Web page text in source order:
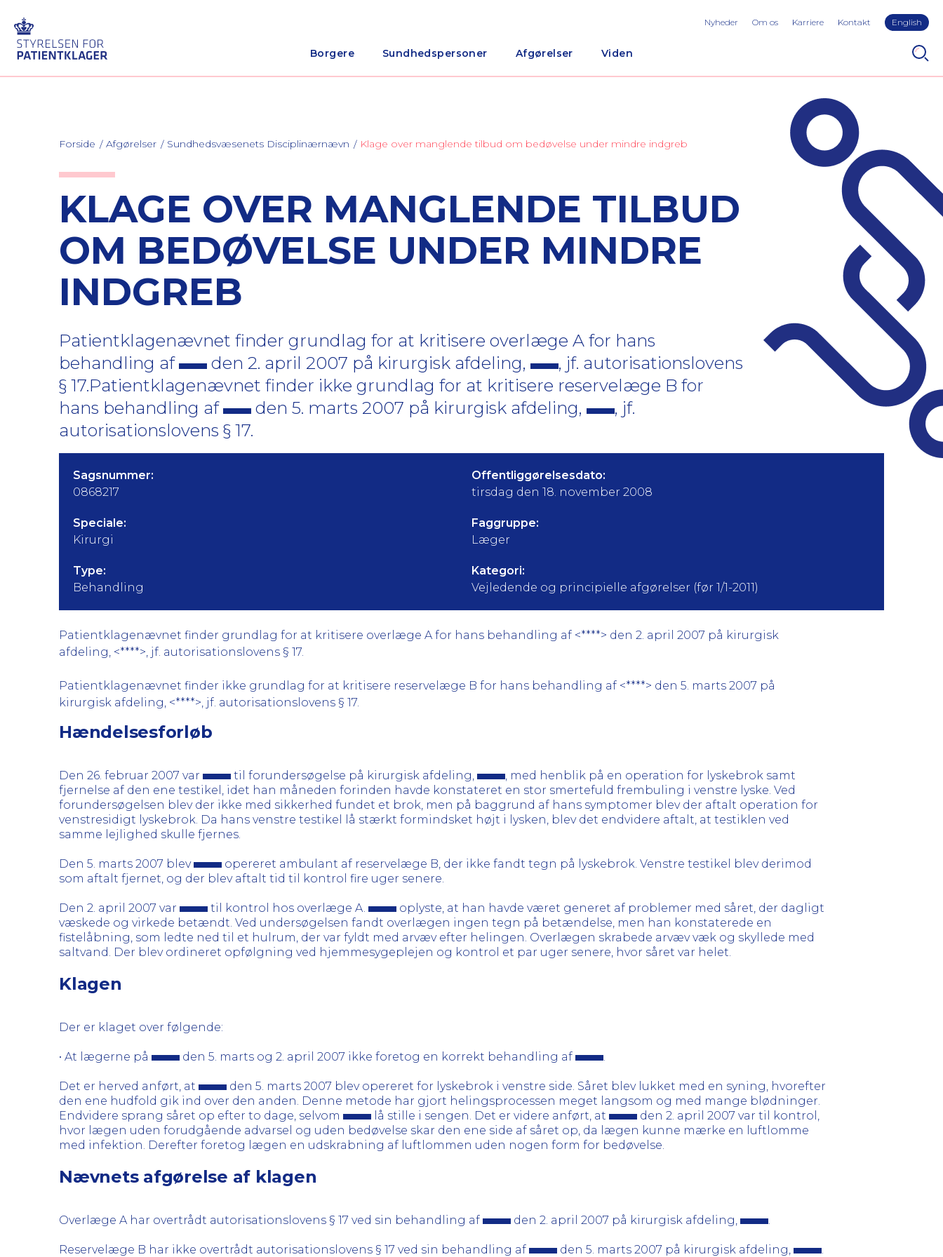
Borgere Sundhedspersoner Afgørelser Viden
Nyheder Om os Karriere Kontakt English
Forside Afgørelser Sundhedsvæsenets Disciplinærnævn Klage over manglende tilbud om bedøvelse under mindre indgreb
KLAGE OVER MANGLENDE TILBUD
OM BEDØVELSE UNDER MINDRE
INDGREB
Patientklagenævnet finder grundlag for at kritisere overlæge A for hans
behandling af
den 2. april 2007 på kirurgisk afdeling,
, jf. autorisationslovens
§ 17.Patientklagenævnet finder ikke grundlag for at kritisere reservelæge B for
hans behandling af
den 5. marts 2007 på kirurgisk afdeling,
, jf.
autorisationslovens § 17.
Sagsnummer:
0868217
Offentliggørelsesdato:
tirsdag den 18. november 2008
Speciale:
Kirurgi
Faggruppe:
Læger
Type:
Behandling
Kategori:
Vejledende og principielle afgørelser (før 1/1-2011)
Patientklagenævnet finder grundlag for at kritisere overlæge A for hans behandling af <****> den 2. april 2007 på kirurgisk
afdeling, <****>, jf. autorisationslovens § 17.
Patientklagenævnet finder ikke grundlag for at kritisere reservelæge B for hans behandling af <****> den 5. marts 2007 på
kirurgisk afdeling, <****>, jf. autorisationslovens § 17.
Hændelsesforløb
Den 26. februar 2007 var til forundersøgelse på kirurgisk afdeling,
, med henblik på en operation for lyskebrok samt
fjernelse af den ene testikel, idet han måneden forinden havde konstateret en stor smertefuld frembuling i venstre lyske. Ved
forundersøgelsen blev der ikke med sikkerhed fundet et brok, men på baggrund af hans symptomer blev der aftalt operation for
venstresidigt lyskebrok. Da hans venstre testikel lå stærkt formindsket højt i lysken, blev det endvidere aftalt, at testiklen ved
samme lejlighed skulle fjernes.
Den 5. marts 2007 blev
opereret ambulant af reservelæge B, der ikke fandt tegn på lyskebrok. Venstre testikel blev derimod
som aftalt fjernet, og der blev aftalt tid til kontrol fire uger senere.
Den 2. april 2007 var til kontrol hos overlæge A.
oplyste, at han havde været generet af problemer med såret, der dagligt
væskede og virkede betændt. Ved undersøgelsen fandt overlægen ingen tegn på betændelse, men han konstaterede en
fistelåbning, som ledte ned til et hulrum, der var fyldt med arvæv efter helingen. Overlægen skrabede arvæv væk og skyllede med
saltvand. Der blev ordineret opfølgning ved hjemmesygeplejen og kontrol et par uger senere, hvor såret var helet.
Klagen
Der er klaget over følgende:
• At lægerne på den 5. marts og 2. april 2007 ikke foretog en korrekt behandling af .
Det er herved anført, at
den 5. marts 2007 blev opereret for lyskebrok i venstre side. Såret blev lukket med en syning, hvorefter
den ene hudfold gik ind over den anden. Denne metode har gjort helingsprocessen meget langsom og med mange blødninger.
Endvidere sprang såret op efter to dage, selvom
lå stille i sengen. Det er videre anført, at
den 2. april 2007 var til kontrol,
hvor lægen uden forudgående advarsel og uden bedøvelse skar den ene side af såret op, da lægen kunne mærke en luftlomme
med infektion. Derefter foretog lægen en udskrabning af luftlommen uden nogen form for bedøvelse.
Nævnets afgørelse af klagen
Overlæge A har overtrådt autorisationslovens § 17 ved sin behandling af den 2. april 2007 på kirurgisk afdeling, .
Reservelæge B har ikke overtrådt autorisationslovens § 17 ved sin behandling af den 5. marts 2007 på kirurgisk afdeling, .